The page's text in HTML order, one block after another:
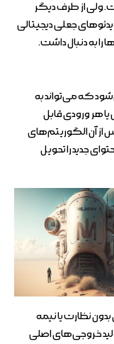
ولی از طرف دیگر
جعلی دیجیتالی
به دنبال داشت.
که می‌تواند به
هر ورودی قابل
آن الگوریتم‌های
جدید را تحویل
نظارت یا نیمه
خروجی‌های اصلی